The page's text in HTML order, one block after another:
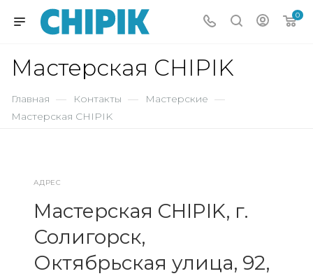
0
Мастерская CHIPIK
Главная — Контакты — Мастерские —
Мастерская CHIPIK
АДРЕС
Мастерская CHIPIK, г.
Солигорск,
Октябрьская улица, 92,